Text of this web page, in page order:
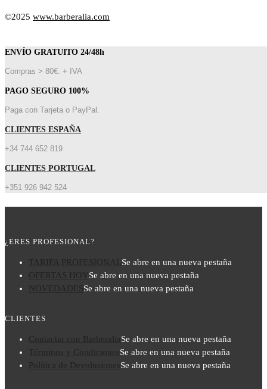
©2025 www.barberalia.com
ENVÍO GRATUITO 24/48h
Compras > 80€. + IVA
PAGO SEGURO 100%
Paga con Tarjeta o PayPal.
CLIENTES ESPAÑA
+34 744 652 819
CLIENTES PORTUGAL
+351 926 942 524
CLIENTES
Contactar con Barberalia Se abre en una nueva pestaña
Términos y CondicionesSe abre en una nueva pestaña
Política de DevolusionesSe abre en una nueva pestaña
¿ERES PROFESIONAL?
TARIFA PROFESIONALSe abre en una nueva pestaña
OFERTAS HOY Se abre en una nueva pestaña
NOVEDADESSe abre en una nueva pestaña